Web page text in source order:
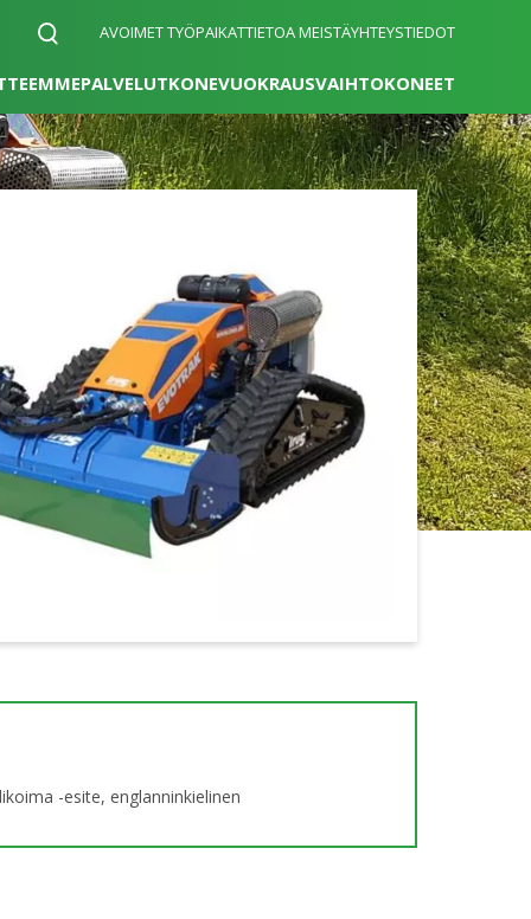
AVOIMET TYÖPAIKATTIETOA MEISTÄYHTEYSTIEDOT
PALVELUTKONEVUOKRAUSVAIHTOKONEET
-esite, englanninkielinen